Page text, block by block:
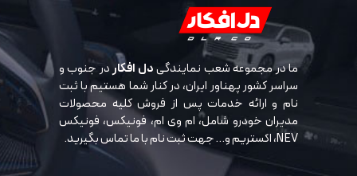
ما در مجموعه شعب نمایندگیدل افکاردر جنوب و
سراسر کشور پهناور ایران، در کنار شما هستیم با ثبت
نام و ارائه خدمات پس از فروش کلیه محصولات
مدیران خودرو شامل، ام وی ام، فونیکس، فونیکس
NEV، اکستریم و… جهت ثبت نام با ما تماس بگیرید.